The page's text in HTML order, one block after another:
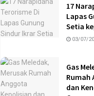
17
Lapas
Setia
03/07/
Gas
Rumah
dan